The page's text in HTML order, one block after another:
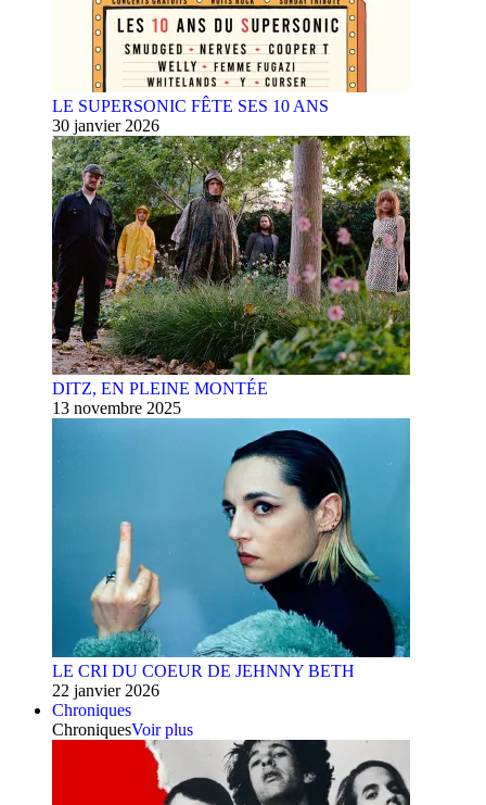
LE SUPERSONIC FÊTE SES 10 ANS
30 janvier 2026
DITZ, EN PLEINE MONTÉE
13 novembre 2025
LE CRI DU COEUR DE JEHNNY BETH
22 janvier 2026
Chroniques
ChroniquesVoir plus